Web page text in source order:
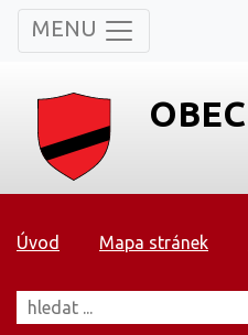
MENU
Úvod Mapa stránek